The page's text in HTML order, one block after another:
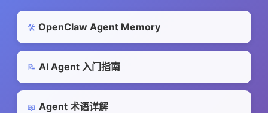
🛠️ OpenClaw Agent Memory
📝 AI Agent 入门指南
📖 Agent 术语详解